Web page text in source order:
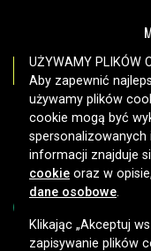
UŻYWAMY PLIKÓW
Aby zapewnić
używamy plików
cookie mogą być
spersonalizowanych
informacji znajduje
cookie oraz w opisie,
dane osobowe.
Klikając „Akceptuj
zapisywanie plików